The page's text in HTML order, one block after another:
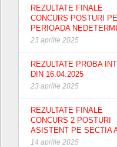
REZULTATE FINALE
CONCURS POSTURI PE
PERIOADA
23 aprilie 2025
REZULTATE PROBA
DIN 16.04.2025
23 aprilie 2025
REZULTATE FINALE
CONCURS 2 POSTURI
ASISTENT PE SECTIA
14 aprilie 2025